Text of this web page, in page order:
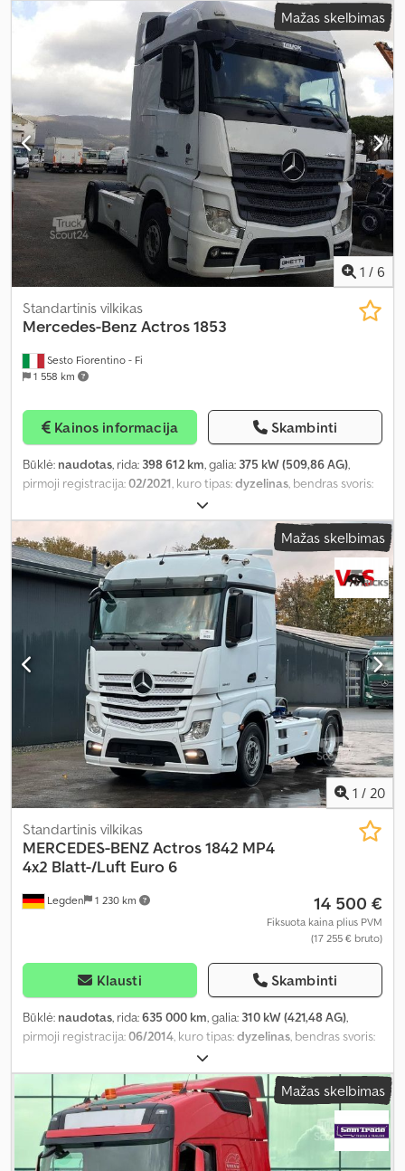
lovų skaičius:
, Gamybos metai:2020, Įranga:
ABS, AdBlue,
Bluetooth, EBS (Elektroninė stabdžių sistema), Tachografas,
USB jungtis, antras kuro bakas, autonominis šildytuvas, borto
kompiuteris, centrinis užraktas, diferencialo užraktas, eismo
juostos palaikymo asistentas, elektrinis langų reguliavimas,
elektriškai reguliuojamas veidrodis, elektroninė stabilumo
programa (ESP), kalno įkalnės asistentas, kruizo kontrolė,
navigacijos sistema, nerūkantis automobilis, oro
kondicionavimas, oro pagalvė, padangų slėgio stebėsena,
papildomi žibintai, pilna techninės priežiūros istorija,
priešrūkiniai žibintai, retarderis, spoileris, start-stop sistema,
stovėjimo kondicionierius, suodžių filtras, sėdynės šildytuvas,
trauki kontrolė, vairo stiprintuvas, šaldytuvas
Mažas skelbimas
1 / 6
Sesto Fiorentino - Fi
1 558 km
Standartinis vilkikas
Mercedes-Benz Actros 1853
Kainos informacija Skambinti
Būklė: naudotas, rida: 398 612 km, galia: 375 kW (509,86 AG),
pirmoji registracija:02/2021, kuro tipas:dyzelinas, bendras svoris:
, pavaros tipas:
Mažas skelbimas
1 / 20
Legden 1 230 km
Standartinis vilkikas
MERCEDES-BENZActros 1842 MP4
4x2 Blatt-/Luft Euro 6
14 500 €
Fiksuota kaina plius PVM
(17 255 € bruto)
Klausti Skambinti
Būklė: naudotas, rida:635 000 km, galia: 310 kW (421,48 AG),
pirmoji registracija:06/2014, kuro tipas:dyzelinas, bendras svoris:
2 ašys
automatinis, emisijos klasė:Euro 6, Įranga:ABS, autonominis
šildytuvas, elektroninė stabilumo programa (ESP), oro
kondicionavimas,
Mažas skelbimas